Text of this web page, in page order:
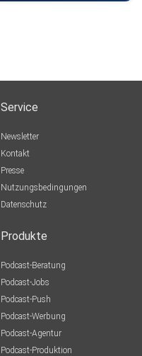
Service
Newsletter
Kontakt
Presse
Nutzungsbedingungen
Datenschutz
Produkte
Podcast-Beratung
Podcast-Jobs
Podcast-Push
Podcast-Werbung
Podcast-Agentur
Podcast-Produktion